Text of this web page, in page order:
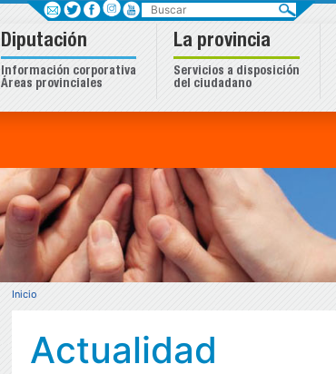
Buscar
Diputación
Información corporativa
Áreas provinciales
La provincia
Servicios a disposición
del ciudadano
Inicio
Actualidad